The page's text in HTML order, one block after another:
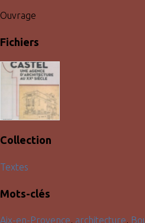
Ouvrage
Fichiers
Collection
Textes
Mots-clés
Aix-en-Provence, architecture,